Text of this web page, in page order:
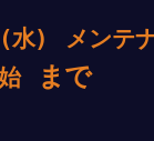
(水)
メンテ
まで